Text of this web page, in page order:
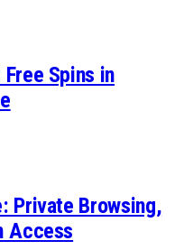
Spins in
Private Browsing,
Access